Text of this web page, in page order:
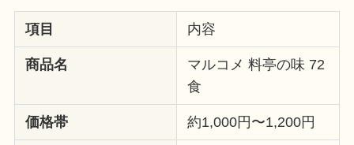
項目 内容
商品名
マルコメ 料亭の味 72
食
価格帯 約1,000円〜1,200円